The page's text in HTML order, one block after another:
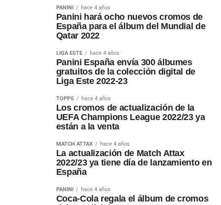
PANINI hace 4 años
Panini hará ocho nuevos cromos de
España para el álbum del Mundial de
Qatar 2022
LIGA ESTE hace 4 años
Panini España envía 300 álbumes
gratuitos de la colección digital de
Liga Este 2022-23
TOPPS hace 4 años
Los cromos de actualización de la
UEFA Champions League 2022/23 ya
están a la venta
MATCH ATTAX hace 4 años
La actualización de Match Attax
2022/23 ya tiene día de lanzamiento en
España
PANINI hace 4 años
Coca-Cola regala el álbum de cromos